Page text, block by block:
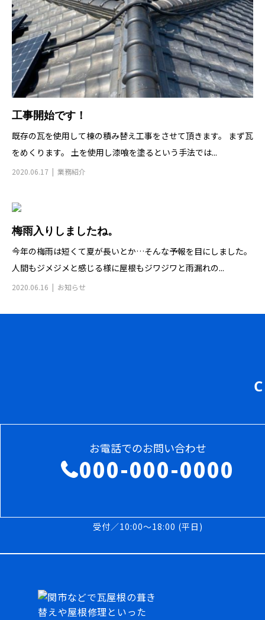
工事開始です！
既存の瓦を使用して棟の積み替え工事をさせて頂きます。 まず瓦
をめくります。 土を使用し漆喰を塗るという手法では...
2020.06.17 業務紹介
梅雨入りしましたね。
今年の梅雨は短くて夏が長いとか…そんな予報を目にしました。
人間もジメジメと感じる様に屋根もジワジワと雨漏れの...
2020.06.16 お知らせ
お電話でのお問い合わせ
000-000-0000
受付／10:00～18:00 (平日)